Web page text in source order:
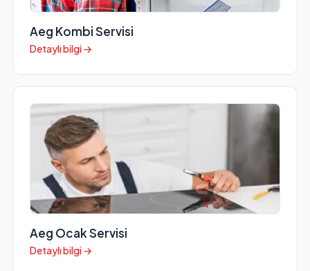
Aeg Kombi Servisi
Detaylı bilgi →
Aeg Ocak Servisi
Detaylı bilgi →